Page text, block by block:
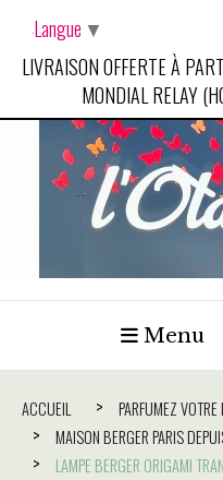
LIVRAISON OFFERTE À
MONDIAL RELAY
Menu
ACCUEIL
PARFUMEZ VOTRE
MAISON BERGER PARIS
LAMPE BERGER ORIGAMI
Langue ▼